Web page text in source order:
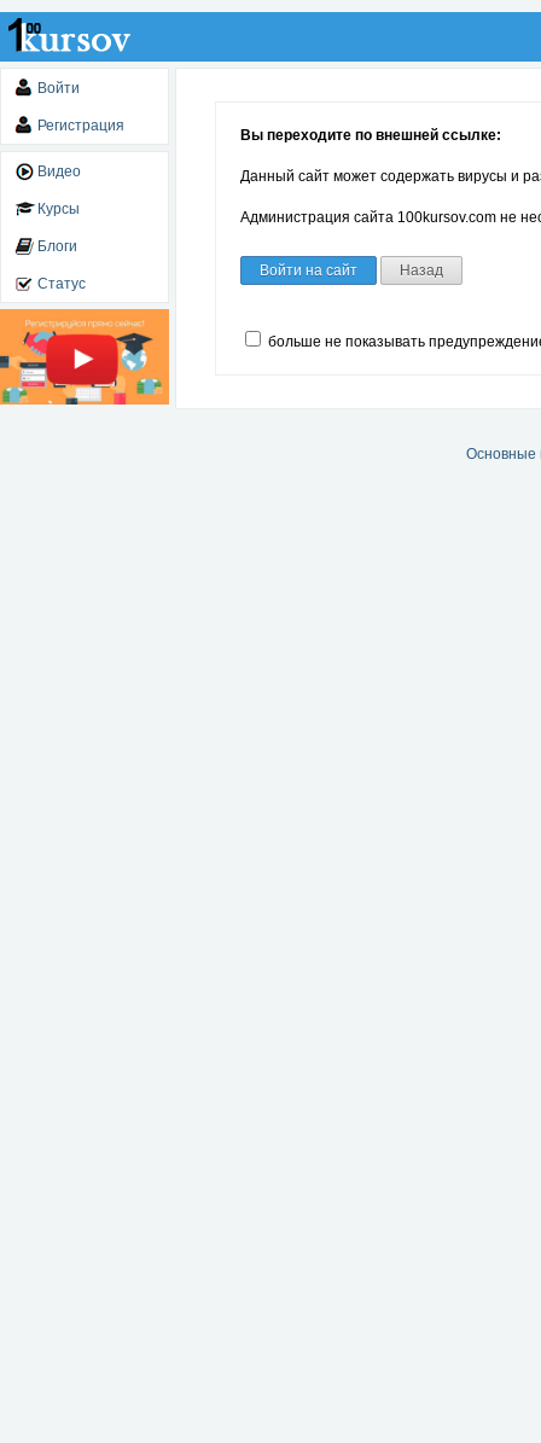
Войти
Регистрация
Видео
Курсы
Блоги
Статус
Вы переходите по внешней ссылке:
Данный сайт может содержать вирусы и
Администрация сайта 100kursov.com не
Войти на сайт Назад
больше не показывать
Основные